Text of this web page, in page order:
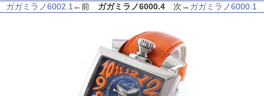
ガガミラノ6002.1 ←前 ガガミラノ6000.4 次→ ガガミラノ6000.1